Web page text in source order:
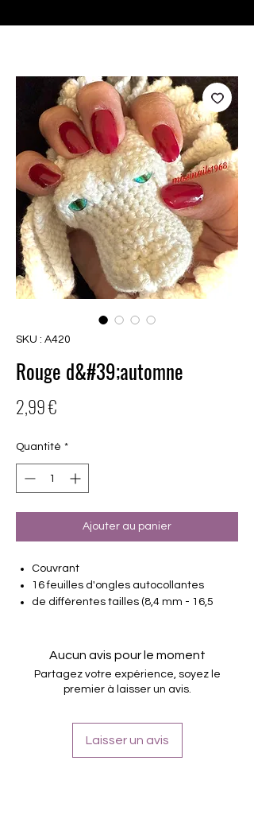
SKU : A420
Rouge d&#39;automne
2,99 €
Quantité *
Ajouter au panier
Couvrant
16 feuilles d'ongles autocollantes
de différentes tailles (8,4 mm - 16,5
Tenir jusqu'à 14 jours
Aucun avis pour le moment
Partagez votre expérience, soyez le
premier à laisser un avis.
Laisser un avis